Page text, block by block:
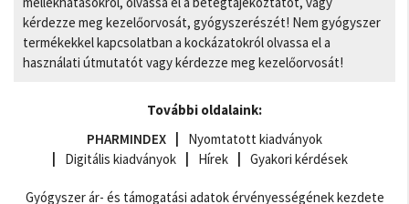
kérdezze meg kezelőorvosát, gyógyszerészét! Nem gyógyszer
termékekkel kapcsolatban a kockázatokról olvassa el a
használati útmutatót vagy kérdezze meg kezelőorvosát!
További oldalaink:
PHARMINDEX
Nyomtatott kiadványok
Digitális kiadványok
Hírek Gyakori kérdések
Gyógyszer ár- és támogatási adatok érvényességének kezdete